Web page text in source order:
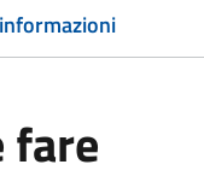
fare